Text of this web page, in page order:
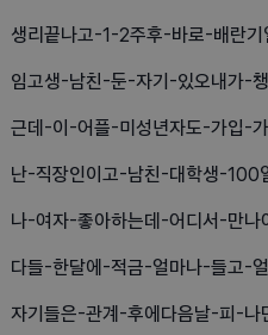
생리끝나고-1-2주후-바로-배란
임고생-남친-둔-자기-있오내가-
근데-이-어플-미성년자도-가입-
난-직장인이고-남친-대학생-
나-여자-좋아하는데-어디서-만
다들-한달에-적금-얼마나-들고-
자기들은-관계-후에다음날-피-